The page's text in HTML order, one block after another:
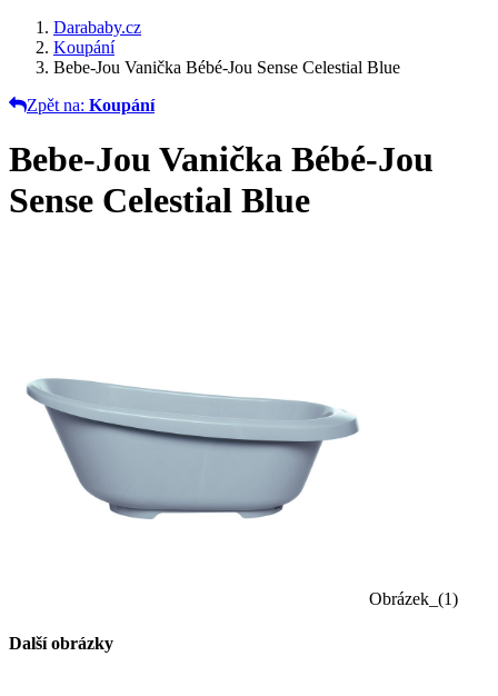
Darababy.cz
Koupání
Bebe-Jou Vanička Bébé-Jou Sense Celestial Blue
Zpět na: Koupání
Bebe-Jou Vanička Bébé-Jou
Sense Celestial Blue
Obrázek_(1)
Další obrázky